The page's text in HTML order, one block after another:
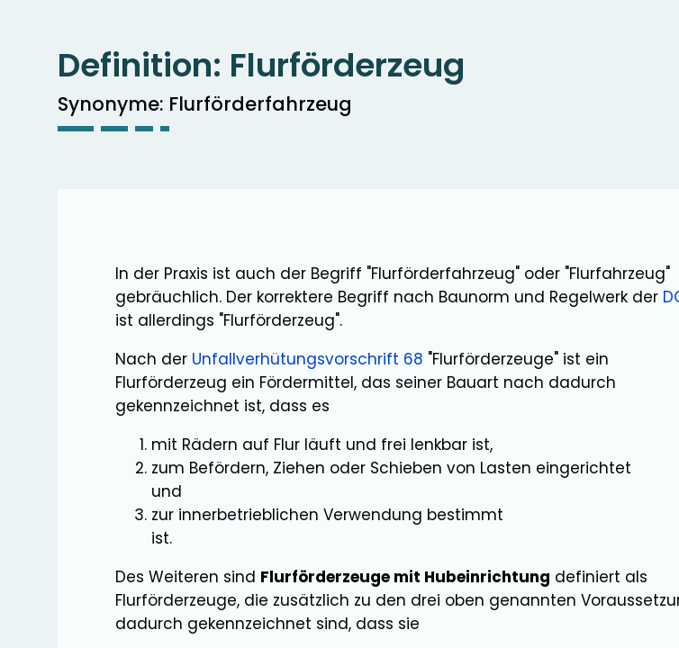
Definition: Flurförderzeug
Synonyme: Flurförderfahrzeug
In der Praxis ist auch der Begriff "Flurförderfahrzeug" oder "Flurfahrzeug"
gebräuchlich. Der korrektere Begriff nach Baunorm und Regelwerk der
ist allerdings "Flurförderzeug".
Nach der Unfallverhütungsvorschrift 68 "Flurförderzeuge" ist ein
Flurförderzeug ein Fördermittel, das seiner Bauart nach dadurch
gekennzeichnet ist, dass es
mit Rädern auf Flur läuft und frei lenkbar ist,
zum Befördern, Ziehen oder Schieben von Lasten eingerichtet
und
zur innerbetrieblichen Verwendung bestimmt
ist.
Des Weiteren sind Flurförderzeuge mit Hubeinrichtung definiert als
Flurförderzeuge, die zusätzlich zu den drei oben genannten
dadurch gekennzeichnet sind, dass sie